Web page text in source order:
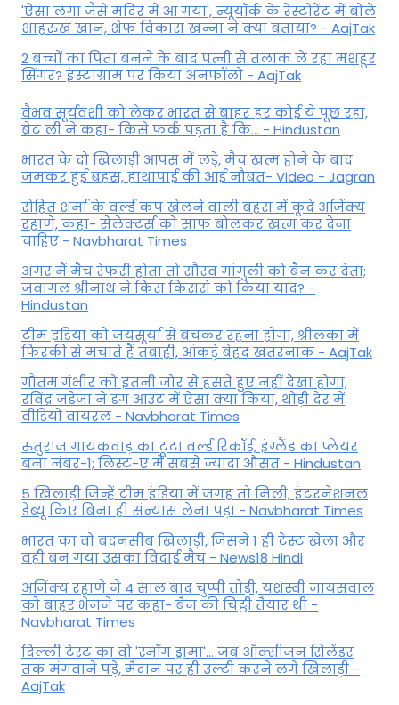
'ऐसा लगा जैसे मंदिर में आ गया', न्यूयॉर्क के रेस्टोरेंट में बोले
शाहरुख खान, शेफ विकास खन्ना ने क्या बताया? - AajTak
2 बच्चों का पिता बनने के बाद पत्नी से तलाक ले रहा मशहूर
सिंगर? इंस्टाग्राम पर किया अनफॉलो - AajTak
वैभव सूर्यवंशी को लेकर भारत से बाहर हर कोई ये पूछ रहा,
ब्रेट ली ने कहा- किसे फर्क पड़ता है कि… - Hindustan
भारत के दो खिलाड़ी आपस में लड़े, मैच खत्म होने के बाद
जमकर हुई बहस, हाथापाई की आई नौबत- Video - Jagran
रोहित शर्मा के वर्ल्ड कप खेलने वाली बहस में कूदे अजिंक्य
रहाणे, कहा- सेलेक्टर्स को साफ बोलकर खत्म कर देना
चाहिए - Navbharat Times
अगर मैं मैच रेफरी होता तो सौरव गांगुली को बैन कर देता;
जवागल श्रीनाथ ने किस किससे को किया याद? -
Hindustan
टीम इंडिया को जयसूर्या से बचकर रहना होगा, श्रीलंका में
फिरकी से मचाते हैं तबाही, आंकड़े बेहद खतरनाक - AajTak
गौतम गंभीर को इतनी जोर से हंसते हुए नहीं देखा होगा,
रविंद्र जडेजा ने डग आउट में ऐसा क्या किया, थोड़ी देर में
वीडियो वायरल - Navbharat Times
रुतुराज गायकवाड़ का टूटा वर्ल्ड रिकॉर्ड, इंग्लैंड का प्लेयर
बना नंबर-1; लिस्ट-ए में सबसे ज्यादा औसत - Hindustan
5 खिलाड़ी जिन्हें टीम इंडिया में जगह तो मिली, इंटरनेशनल
डेब्यू किए बिना ही संन्यास लेना पड़ा - Navbharat Times
भारत का वो बदनसीब खिलाड़ी, जिसने 1 ही टेस्ट खेला और
वही बन गया उसका विदाई मैच - News18 Hindi
अजिंक्य रहाणे ने 4 साल बाद चुप्पी तोड़ी, यशस्वी जायसवाल
को बाहर भेजने पर कहा- बैन की चिट्ठी तैयार थी -
Navbharat Times
दिल्ली टेस्ट का वो 'स्मॉग ड्रामा'... जब ऑक्सीजन सिलेंडर
तक मंगवाने पड़े, मैदान पर ही उल्टी करने लगे खिलाड़ी -
AajTak